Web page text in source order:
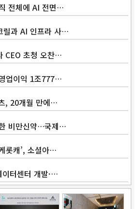
전체에 AI 전면…
릴과 AI 인프라 사…
CEO 초청 오찬…
업이익 1조777…
, 20개월 만에…
비만신약…국제…
롯캐’, 소셜아…
터센터 개발·…